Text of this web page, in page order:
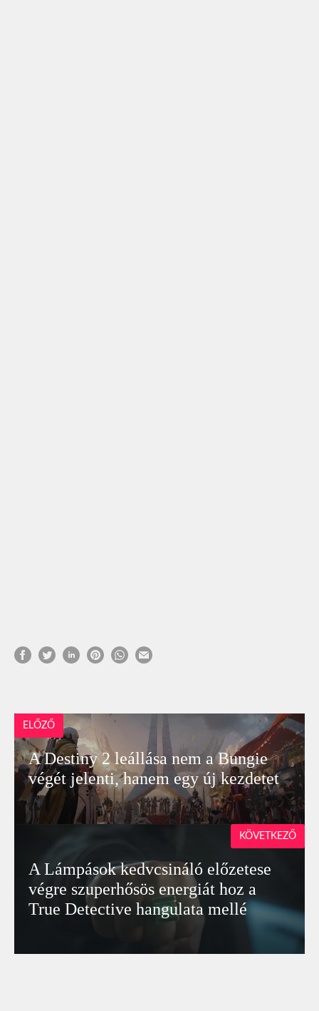
ELŐZŐ
A Destiny 2 leállása nem a Bungie
végét jelenti, hanem egy új kezdetet
A Lámpások kedvcsináló előzetese
végre szuperhősös energiát hoz a
True Detective hangulata mellé
KÖVETKEZŐ